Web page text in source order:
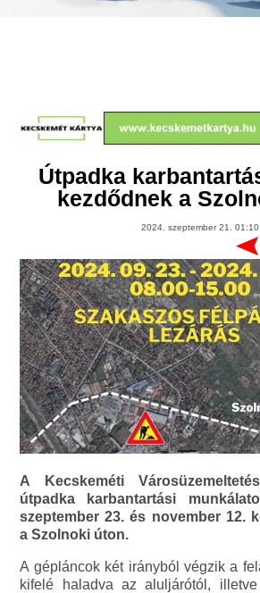
Útpadka
kezdődnek a
2024. szeptember 21. 01:10
A Kecskeméti
útpadka karbantartási
szeptember 23. és november 12.
a Szolnoki úton.
A gépláncok két irányból végzik a
kifelé haladva az aluljárótól,